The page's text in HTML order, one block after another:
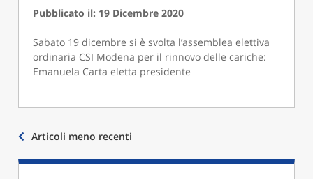
Pubblicato il: 19 Dicembre 2020
Sabato 19 dicembre si è svolta l’assemblea elettiva
ordinaria CSI Modena per il rinnovo delle cariche:
Emanuela Carta eletta presidente
Navigazione
articoli
Articoli meno recenti